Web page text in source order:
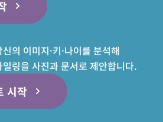
의 이미지·키·나이를 분석해
링을 사진과 문서로 제안합니다.
시작